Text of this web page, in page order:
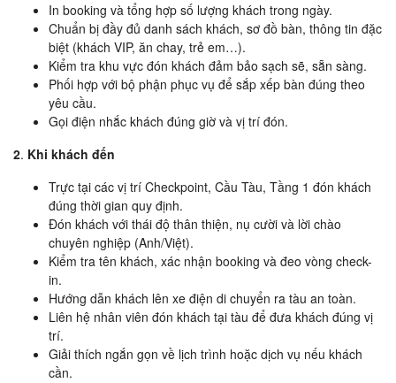
In booking và tổng hợp số lượng khách trong ngày.
Chuẩn bị đầy đủ danh sách khách, sơ đồ bàn, thông tin đặc
biệt (khách VIP, ăn chay, trẻ em…).
Kiểm tra khu vực đón khách đảm bảo sạch sẽ, sẵn sàng.
Phối hợp với bộ phận phục vụ để sắp xếp bàn đúng theo
yêu cầu.
Gọi điện nhắc khách đúng giờ và vị trí đón.
2. Khi khách đến
Trực tại các vị trí Checkpoint, Cầu Tàu, Tầng 1 đón khách
đúng thời gian quy định.
Đón khách với thái độ thân thiện, nụ cười và lời chào
chuyên nghiệp (Anh/Việt).
Kiểm tra tên khách, xác nhận booking và đeo vòng check-
in.
Hướng dẫn khách lên xe điện di chuyển ra tàu an toàn.
Liên hệ nhân viên đón khách tại tàu để đưa khách đúng vị
trí.
Giải thích ngắn gọn về lịch trình hoặc dịch vụ nếu khách
cần.